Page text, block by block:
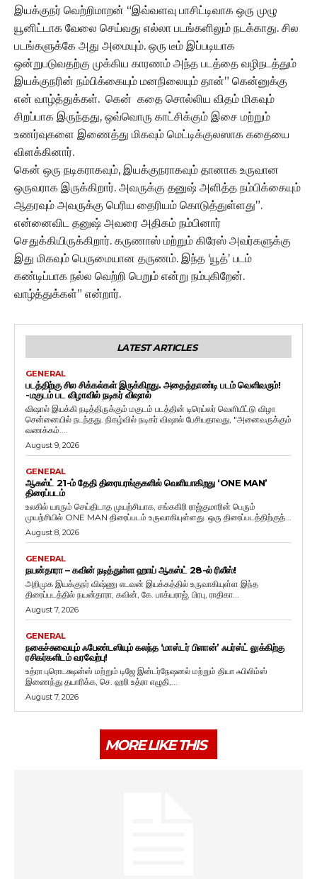
இயக்குநர் வெற்றிமாறன் “இவ்வளவு பாசிட்டிவாக ஒரு முழு
யூனிட்டாக வேலை செய்வது எல்லா படங்களிலும் நடக்காது. சில
படங்களுக்கே அது அமையும். ஒரு டீம் இப்படியாக
ஒன்றுபடுவதற்கு முக்கிய காரணம் அந்த படத்தை வழிநடத்தும்
இயக்குநரின் நம்பிக்கையும் மனநிலையும் தான்” கென்னுக்கு
என் வாழ்த்துக்கள். கென் கதை சொல்லிய விதம் மிகவும்
சிறப்பாக இருந்தது, ஒவ்வொரு காட்சிக்கும் இசை மற்றும்
உணர்வுகளை இணைத்து மிகவும் மெட்டிக்குலஸாக கதையை
விளக்கினார்.
கென் ஒரு நடிகராகவும், இயக்குநராகவும் தானாக உருவான
ஒருவராக இருக்கிறார். அவருக்கு தனுஷ் அளித்த நம்பிக்கையும்
ஆதரவும் அவருக்கு பெரிய தைரியம் கொடுத்துள்ளது”.
என்னைவிட தனுஷ் அவரை அதிகம் நம்பினார்
செதுக்கியிருக்கிறார். கருணாஸ் மற்றும் கிரேஸ் அவர்களுக்கு
இது மிகவும் பெருமையான தருணம். இந்த ‘யூத்’ படம்
கண்டிப்பாக நல்ல வெற்றி பெறும் என்று நம்புகிறேன்.
வாழ்த்துக்கள்” என்றார்.
LATEST ARTICLES
GENERAL
படத்திற்கு சில சிக்கல்கள் இருக்கிறது. அதைத்தாண்டி படம் வெளிவரும்!
-மகுடம் பட விழாவில் நடிகர் விஷால்
விஷால் இயக்கி நடித்திருக்கும் மகுடம் படத்தின் டிரெய்லர் வெளியீட்டு விழா
சென்னையில் நடந்தது. நிகழ்வில் நடிகர் விஷால் பேசியதாவது, "அனைவருக்கும்
வணக்கம்....
August 9, 2026
GENERAL
ஆகஸ்ட் 21-ம் தேதி திரையரங்குகளில் வெளியாகிறது ‘ONE MAN’
திரைப்படம்
உலகில் யாரும் செய்திடாத முயற்சியாக, சங்ககிரி ராஜ்குமாரின் பெரும்
முயற்சியில் ONE MAN திரைப்படம் உருவாகியுள்ளது. ஒரு திரைப்படத்திற்குத்...
August 8, 2026
GENERAL
நயன்தாரா – கவின் நடித்துள்ள ஹாய் ஆகஸ்ட் 28-ல் ரிலீஸ்!
அறிமுக இயக்குநர் விஷ்ணு எடவன் இயக்கத்தில் உருவாகியுள்ள இந்த
திரைப்படத்தில் நயன்தாரா, கவின், கே. பாக்யராஜ், பிரபு, ராதிகா...
August 7, 2026
GENERAL
நகைச்சுவையும் ஃபேண்டஸியும் கலந்த ‘மாஸ்டர் பிளான்’ ஃபர்ஸ்ட் லுக்கிற்கு
ரசிகர்களிடம் வரவேற்பு!
உத்ரா புரொடக்ஷன்ஸ் மற்றும் டிஜே இன்டர்நேஷனல் மற்றும் தியா ஃபிலிம்ஸ்
இணைந்து தயாரிக்க, செ. ஹரி உத்ரா எழுதி,...
August 7, 2026
MORE LIKE THIS